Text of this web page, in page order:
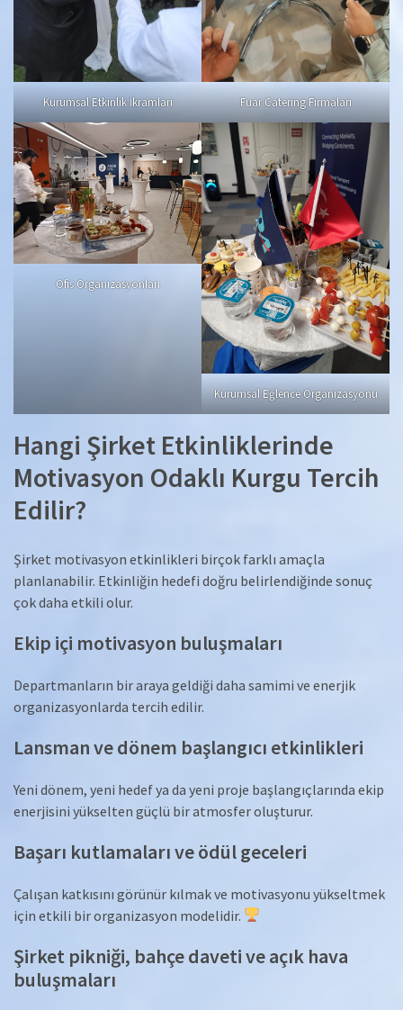
Kurumsal Etkinlik İkramları Fuar Catering Firmaları
Ofis Organizasyonları
Kurumsal Eğlence Organizasyonu
Hangi Şirket Etkinliklerinde
Motivasyon Odaklı Kurgu Tercih
Edilir?
Şirket motivasyon etkinlikleri birçok farklı amaçla
planlanabilir. Etkinliğin hedefi doğru belirlendiğinde sonuç
çok daha etkili olur.
Ekip içi motivasyon buluşmaları
Departmanların bir araya geldiği daha samimi ve enerjik
organizasyonlarda tercih edilir.
Lansman ve dönem başlangıcı etkinlikleri
Yeni dönem, yeni hedef ya da yeni proje başlangıçlarında ekip
enerjisini yükselten güçlü bir atmosfer oluşturur.
Başarı kutlamaları ve ödül geceleri
Çalışan katkısını görünür kılmak ve motivasyonu yükseltmek
için etkili bir organizasyon modelidir.
Şirket pikniği, bahçe daveti ve açık hava
buluşmaları